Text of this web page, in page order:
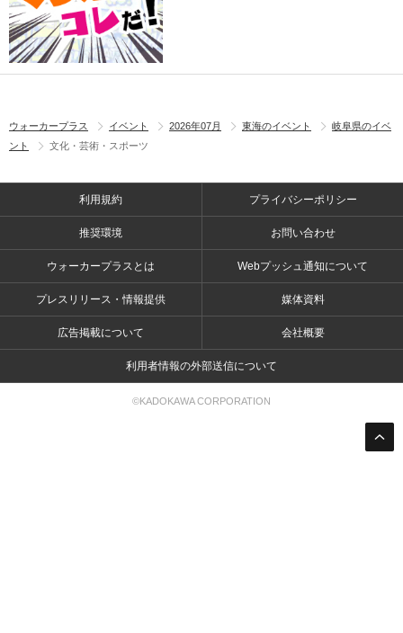
ウォーカープラス イベント 2026年07月 東海のイベント
岐阜県のイベ
ント
文化・芸術・スポーツ
利用規約 プライバシーポリシー
推奨環境 お問い合わせ
ウォーカープラスとは Webプッシュ通知について
プレスリリース・情報提供 媒体資料
広告掲載について 会社概要
利用者情報の外部送信について
©KADOKAWA CORPORATION